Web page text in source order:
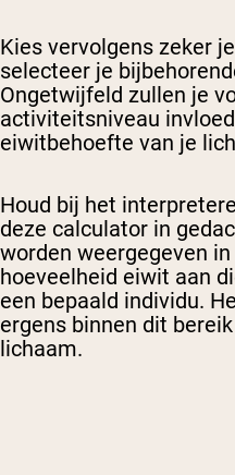
Kies vervolgens zeker
selecteer je
Ongetwijfeld zullen je
activiteitsniveau
eiwitbehoefte van je
Houd bij het
deze calculator in
worden weergegeven
hoeveelheid eiwit aan
een bepaald individu.
ergens binnen dit
lichaam.